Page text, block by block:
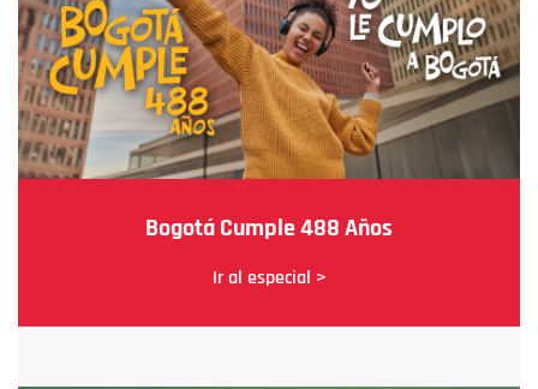
Bogotá Cumple 488 Años
Ir al especial >